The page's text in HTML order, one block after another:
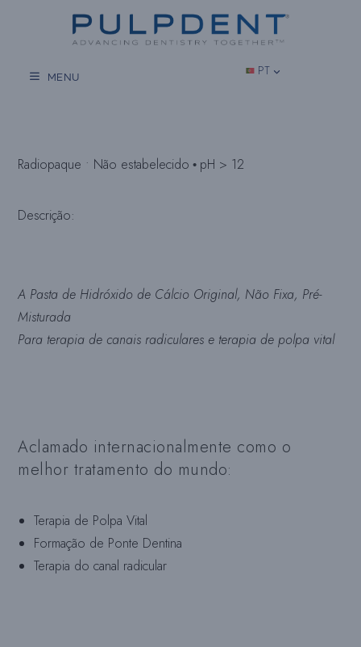
conteúdo
MENU PT
Radiopaque • Não estabelecido • pH > 12
Descrição:
A Pasta de Hidróxido de Cálcio Original, Não Fixa, Pré-
Misturada
Para terapia de canais radiculares e terapia de polpa vital
Aclamado internacionalmente como o
melhor tratamento do mundo:
Terapia de Polpa Vital
Formação de Ponte Dentina
Terapia do canal radicular